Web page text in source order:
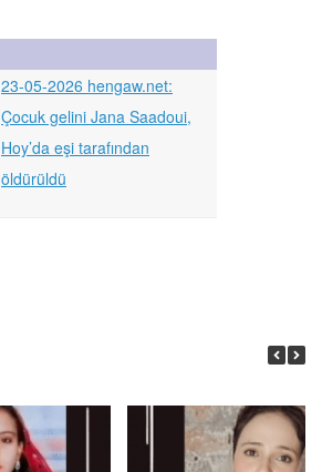
23-05-2026 hengaw.net:
Çocuk gelini Jana Saadoui,
Hoy’da eşi tarafından
öldürüldü